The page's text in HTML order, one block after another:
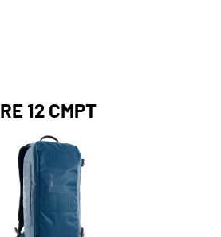
12 CMPT